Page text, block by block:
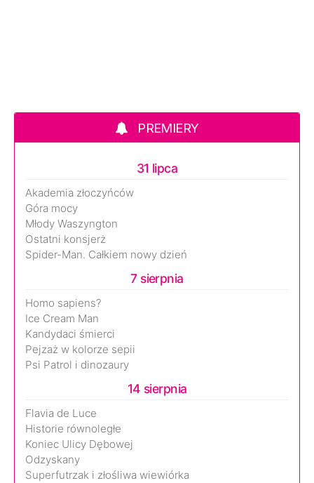
PREMIERY
31 lipca
Akademia złoczyńców
Góra mocy
Młody Waszyngton
Ostatni konsjerż
Spider-Man. Całkiem nowy dzień
7 sierpnia
Homo sapiens?
Ice Cream Man
Kandydaci śmierci
Pejzaż w kolorze sepii
Psi Patrol i dinozaury
14 sierpnia
Flavia de Luce
Historie równoległe
Koniec Ulicy Dębowej
Odzyskany
Superfutrzak i złośliwa wiewiórka